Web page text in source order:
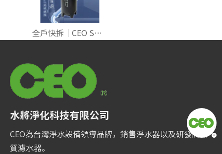
全戶快拆｜CEO S500萬向頭｜單管四效 折疊式PP+純碳纖+載銀+除鉛
水將淨化科技有限公司
CEO為台灣淨水設備領導品牌，銷售淨水器以及研發高品
質濾水器。